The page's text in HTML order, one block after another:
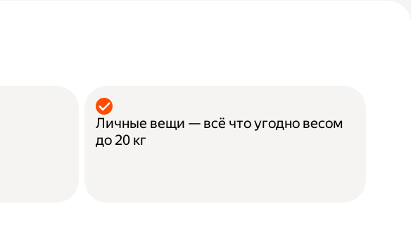
Личные вещи — всё что угодно весом
до 20 кг